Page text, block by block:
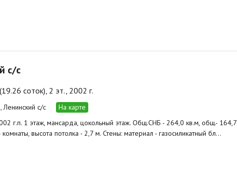
с/с
соток), 2 эт., 2002 г.
Ленинский с/с
На карте
г.п. 1 этаж, мансарда, цокольный этаж. Общ.СНБ - 264,0 кв.м, общ.- 164,7
высота потолка - 2,7 м. Стены: материал - газосиликатный бл…